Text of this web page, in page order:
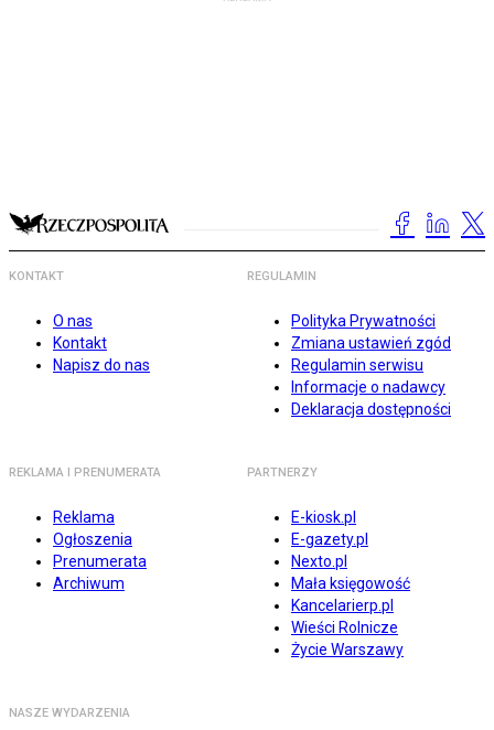
KONTAKT
O nas
Kontakt
Napisz do nas
REGULAMIN
Polityka Prywatności
Zmiana ustawień zgód
Regulamin serwisu
Informacje o nadawcy
Deklaracja dostępności
REKLAMA I PRENUMERATA
Reklama
Ogłoszenia
Prenumerata
Archiwum
PARTNERZY
E-kiosk.pl
E-gazety.pl
Nexto.pl
Mała księgowość
Kancelarierp.pl
Wieści Rolnicze
Życie Warszawy
NASZE WYDARZENIA